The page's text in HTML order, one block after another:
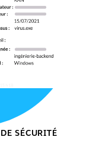
SÉCURITÉ